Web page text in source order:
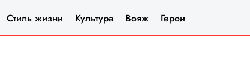
Стиль жизни Культура Вояж Герои